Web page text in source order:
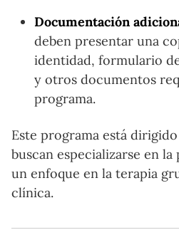
Documentación
deben presentar una
identidad, formulario
y otros documentos
programa.
Este programa está
buscan especializarse en
un enfoque en la terapia
clínica.